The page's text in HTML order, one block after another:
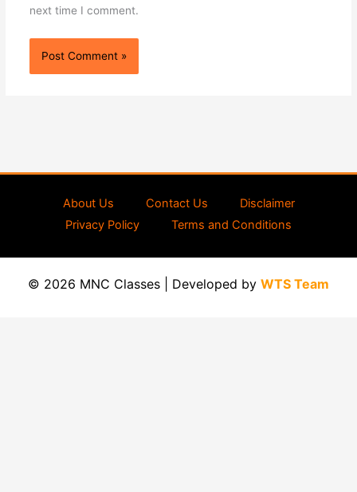
next time I comment.
About Us Contact Us
Disclaimer
Privacy Policy
Terms and Conditions
© 2026 MNC Classes | Developed by WTS Team